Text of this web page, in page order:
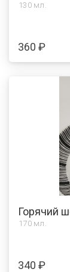
130 мл.
360 ₽
Горячий
170 мл.
340 ₽